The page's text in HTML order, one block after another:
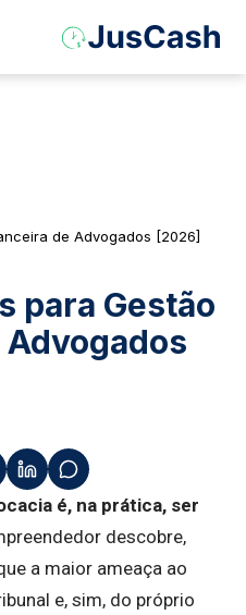
de Advogados [2026]
para Gestão
é, na prática, ser
descobre,
a maior ameaça ao
e, sim, do próprio